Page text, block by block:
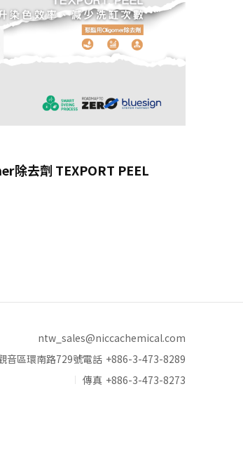
除去劑 TEXPORT PEEL
ntw_sales@niccachemical.com
音區環南路729號電話 +886-3-473-8289
傳真 +886-3-473-8273